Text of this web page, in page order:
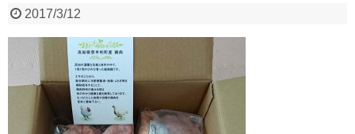
2017/3/12